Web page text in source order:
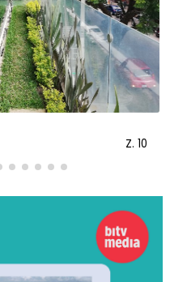
Z. 10